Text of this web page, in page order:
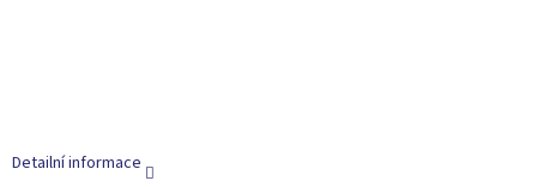
Detailní informace